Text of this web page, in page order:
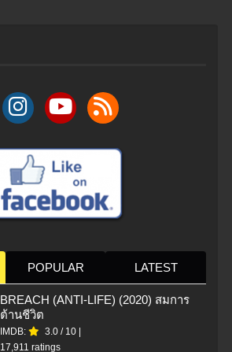
POPULAR LATEST
BREACH (ANTI-LIFE) (2020) สมการ
ต้านชีวิต
IMDB: 3.0 / 10 |
17,911 ratings